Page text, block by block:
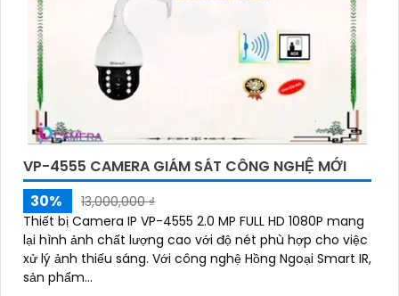
VP-4555 CAMERA GIÁM SÁT CÔNG NGHỆ MỚI
30%
13,000,000 ₫
Thiết bị Camera IP VP-4555 2.0 MP FULL HD 1080P mang
lại hình ảnh chất lượng cao với độ nét phù hợp cho việc
xử lý ảnh thiếu sáng. Với công nghệ Hồng Ngoại Smart IR,
sản phẩm...